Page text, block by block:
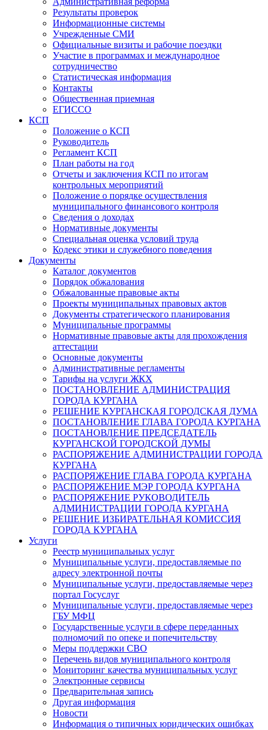
Результаты проверок
Информационные системы
Учрежденные СМИ
Официальные визиты и рабочие поездки
Участие в программах и международное
сотрудничество
Статистическая информация
Контакты
Общественная приемная
ЕГИССО
КСП
Положение о КСП
Руководитель
Регламент КСП
План работы на год
Отчеты и заключения КСП по итогам
контрольных мероприятий
Положение о порядке осуществления
муниципального финансового контроля
Сведения о доходах
Нормативные документы
Специальная оценка условий труда
Кодекс этики и служебного поведения
Документы
Каталог документов
Порядок обжалования
Обжалованные правовые акты
Проекты муниципальных правовых актов
Документы стратегического планирования
Муниципальные программы
Нормативные правовые акты для прохождения
аттестации
Основные документы
Административные регламенты
Тарифы на услуги ЖКХ
ПОСТАНОВЛЕНИЕ АДМИНИСТРАЦИЯ
ГОРОДА КУРГАНА
РЕШЕНИЕ КУРГАНСКАЯ ГОРОДСКАЯ ДУМА
ПОСТАНОВЛЕНИЕ ГЛАВА ГОРОДА КУРГАНА
ПОСТАНОВЛЕНИЕ ПРЕДСЕДАТЕЛЬ
КУРГАНСКОЙ ГОРОДСКОЙ ДУМЫ
РАСПОРЯЖЕНИЕ АДМИНИСТРАЦИИ ГОРОДА
КУРГАНА
РАСПОРЯЖЕНИЕ ГЛАВА ГОРОДА КУРГАНА
РАСПОРЯЖЕНИЕ МЭР ГОРОДА КУРГАНА
РАСПОРЯЖЕНИЕ РУКОВОДИТЕЛЬ
АДМИНИСТРАЦИИ ГОРОДА КУРГАНА
РЕШЕНИЕ ИЗБИРАТЕЛЬНАЯ КОМИССИЯ
ГОРОДА КУРГАНА
Услуги
Реестр муниципальных услуг
Муниципальные услуги, предоставляемые по
адресу электронной почты
Муниципальные услуги, предоставляемые через
портал Госуслуг
Муниципальные услуги, предоставляемые через
ГБУ МФЦ
Государственные услуги в сфере переданных
полномочий по опеке и попечительству
Меры поддержки СВО
Перечень видов муниципального контроля
Мониторинг качества муниципальных услуг
Электронные сервисы
Предварительная запись
Другая информация
Новости
Информация о типичных юридических ошибках